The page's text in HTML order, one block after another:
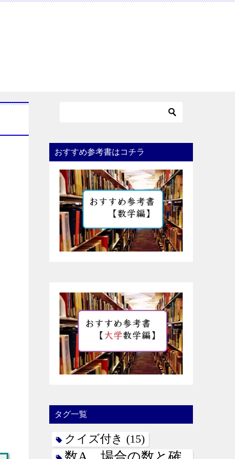
おすすめ参考書はコチラ
タグ一覧
クイズ付き (15)